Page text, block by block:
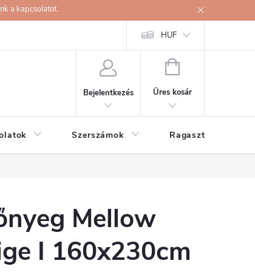
a kapcsolatot.
HUF
Bejelentkezés
KOSÁR
Üres kosár
Szerszámok Ragasztók
Mellow
I 160x230cm